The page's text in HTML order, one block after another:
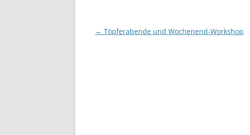
Beitragsnavigation
← Töpferabende und Wochenend-Workshop